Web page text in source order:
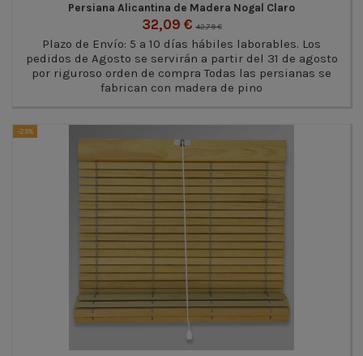
Persiana Alicantina de Madera Nogal Claro
32,09 €42,79 €
Plazo de Envío: 5 a 10 días hábiles laborables. Los
pedidos de Agosto se servirán a partir del 31 de agosto
por riguroso orden de compra Todas las persianas se
fabrican con madera de pino
-25%